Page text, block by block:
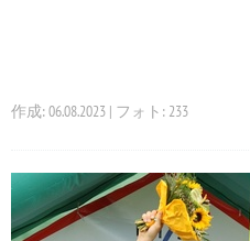
作成: 06.08.2023 | フォト: 233